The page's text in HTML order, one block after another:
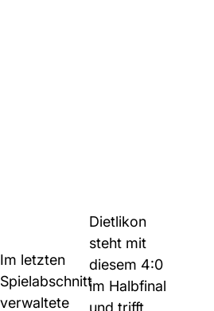
Im letzten
Spielabschnitt
verwaltete
Dietlikon
steht mit
diesem 4:0
im Halbfinal
und trifft